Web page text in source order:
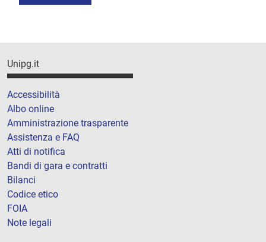
Unipg.it
Accessibilità
Albo online
Amministrazione trasparente
Assistenza e FAQ
Atti di notifica
Bandi di gara e contratti
Bilanci
Codice etico
FOIA
Note legali